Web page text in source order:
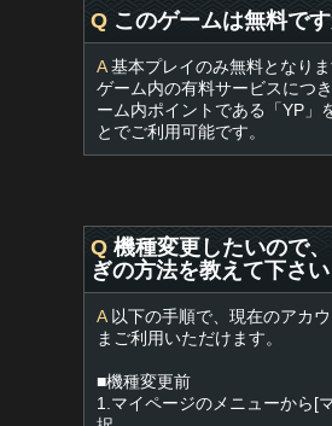
Q このゲームは無料です
A基本プレイのみ無料となりま
ゲーム内の有料サービスにつ
ーム内ポイントである「YP」
とでご利用可能です。
Q 機種変更したいので
ぎの方法を教えて下さい
A以下の手順で、現在のアカウ
まご利用いただけます。
■機種変更前
1.マイページのメニューから[